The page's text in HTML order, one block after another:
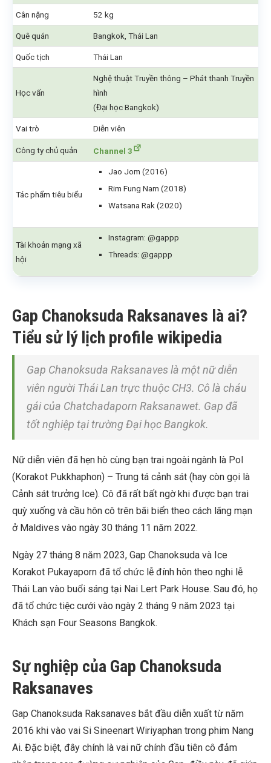
Cân nặng 52 kg
Quê quán Bangkok, Thái Lan
Quốc tịch Thái Lan
Học vấn
Nghệ thuật Truyền thông – Phát thanh Truyền
hình
(Đại học Bangkok)
Vai trò Diễn viên
Công ty chủ quản Channel 3
Tác phẩm tiêu biểu
Jao Jom (2016)
Rim Fung Nam (2018)
Watsana Rak (2020)
Tài khoản mạng xã
hội
Instagram: @gappp
Threads: @gappp
Gap Chanoksuda Raksanaves là ai?
Tiểu sử lý lịch profile wikipedia
Gap Chanoksuda Raksanaves là một nữ diễn
viên người Thái Lan trực thuộc CH3. Cô là cháu
gái của Chatchadaporn Raksanawet. Gap đã
tốt nghiệp tại trường Đại học Bangkok.
Nữ diễn viên đã hẹn hò cùng bạn trai ngoài ngành là Pol
(Korakot Pukkhaphon) – Trung tá cảnh sát (hay còn gọi là
Cảnh sát trưởng Ice). Cô đã rất bất ngờ khi được bạn trai
quỳ xuống và cầu hôn cô trên bãi biển theo cách lãng mạn
ở Maldives vào ngày 30 tháng 11 năm 2022.
Ngày 27 tháng 8 năm 2023, Gap Chanoksuda và Ice
Korakot Pukayaporn đã tổ chức lễ đính hôn theo nghi lễ
Thái Lan vào buổi sáng tại Nai Lert Park House. Sau đó, họ
đã tổ chức tiệc cưới vào ngày 2 tháng 9 năm 2023 tại
Khách sạn Four Seasons Bangkok.
Sự nghiệp của Gap Chanoksuda
Raksanaves
Gap Chanoksuda Raksanaves bắt đầu diễn xuất từ năm
2016 khi vào vai Si Sineenart Wiriyaphan trong phim Nang
Ai. Đặc biệt, đây chính là vai nữ chính đầu tiên cô đảm